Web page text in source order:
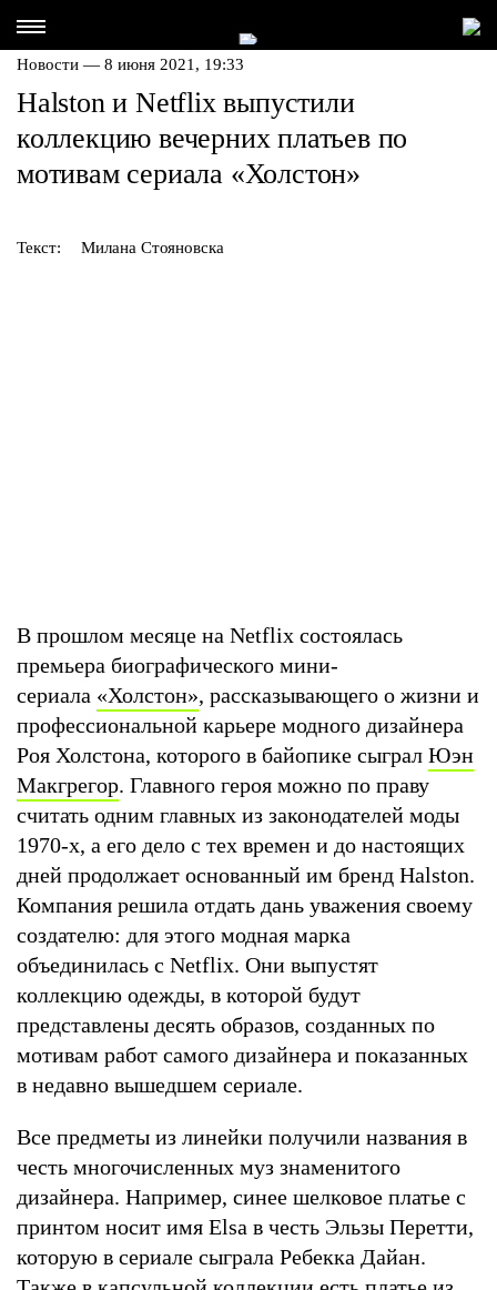
Новости — 8 июня 2021, 19:33
Halston и Netflix выпустили
коллекцию вечерних платьев по
мотивам сериала «Холстон»
Текст: Милана Стояновска
В прошлом месяце на Netflix состоялась
премьера биографического мини-
сериала «Холстон», рассказывающего о жизни и
профессиональной карьере модного дизайнера
Роя Холстона, которого в байопике сыграл Юэн
Макгрегор. Главного героя можно по праву
считать одним главных из законодателей моды
1970-х, а его дело с тех времен и до настоящих
дней продолжает основанный им бренд Halston.
Компания решила отдать дань уважения своему
создателю: для этого модная марка
объединилась с Netflix. Они выпустят
коллекцию одежды, в которой будут
представлены десять образов, созданных по
мотивам работ самого дизайнера и показанных
в недавно вышедшем сериале.
Все предметы из линейки получили названия в
честь многочисленных муз знаменитого
дизайнера. Например, синее шелковое платье с
принтом носит имя Elsa в честь Эльзы Перетти,
которую в сериале сыграла Ребекка Дайан.